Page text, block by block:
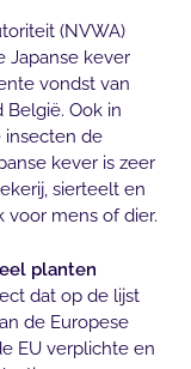
(NVWA)
Japanse kever
vondst van
Ook in
insecten de
kever is zeer
sierteelt en
voor mens of dier.
planten
dat op de lijst
de Europese
EU verplichte en